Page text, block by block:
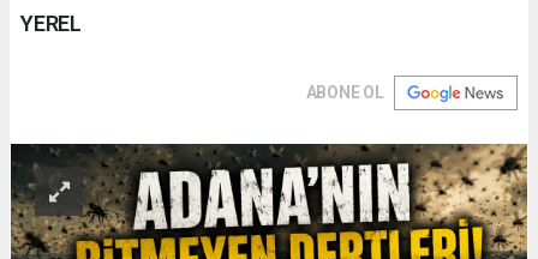
YEREL
ABONE OL